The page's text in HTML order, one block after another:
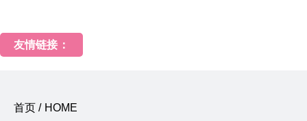
友情链接：
首页 / HOME